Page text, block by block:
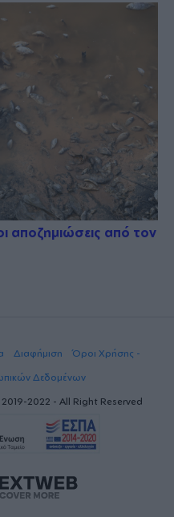
αποζημιώσεις από τον
Διαφήμιση
Όροι Χρήσης -
Δεδομένων
2022 - All Right Reserved